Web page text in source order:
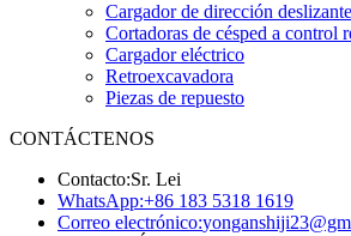
Cargador de dirección deslizante
Cortadoras de césped a control
Cargador eléctrico
Retroexcavadora
Piezas de repuesto
CONTÁCTENOS
Contacto:Sr. Lei
WhatsApp:+86 183 5318 1619
Correo electrónico: